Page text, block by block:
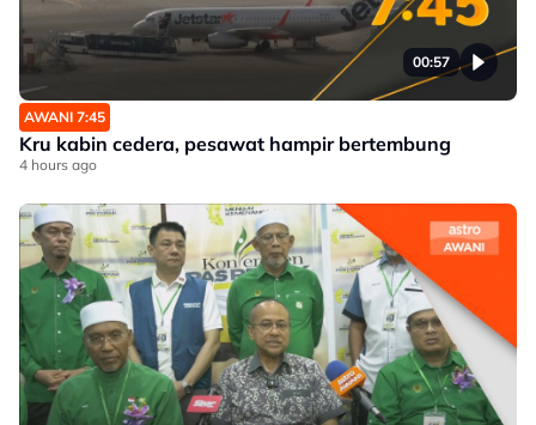
00:57
AWANI 7:45
Kru kabin cedera, pesawat hampir bertembung
4 hours ago